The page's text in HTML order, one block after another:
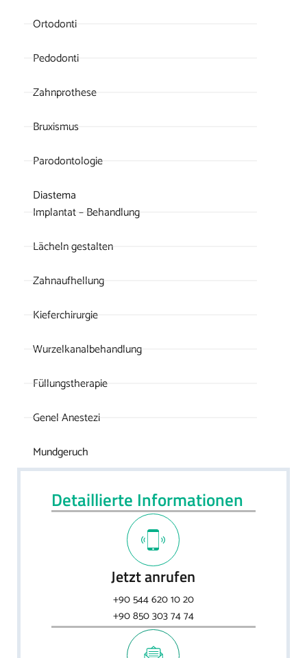
Ortodonti
Pedodonti
Zahnprothese
Bruxismus
Parodontologie
Diastema
Implantat – Behandlung
Lächeln gestalten
Zahnaufhellung
Kieferchirurgie
Wurzelkanalbehandlung
Füllungstherapie
Genel Anestezi
Mundgeruch
Detaillierte Informationen
Jetzt anrufen
+90 544 620 10 20
+90 850 303 74 74